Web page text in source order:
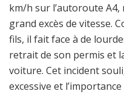
km/h sur l’autoroute
grand excès de vitesse.
fils, il fait face à de
retrait de son permis et
voiture. Cet incident
excessive et